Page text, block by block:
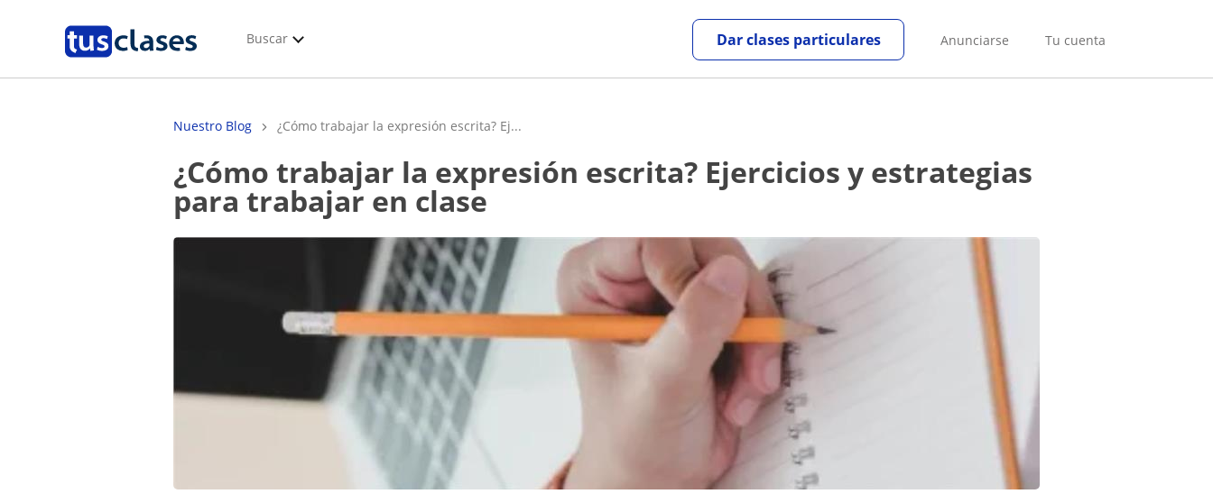
Buscar Anunciarse Tu cuenta
Dar clases particulares
Nuestro Blog ¿Cómo trabajar la expresión escrita? Ej...
¿Cómo trabajar la expresión escrita? Ejercicios y estrategias
para trabajar en clase